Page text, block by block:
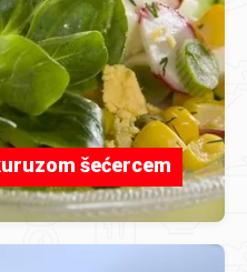
šećercem